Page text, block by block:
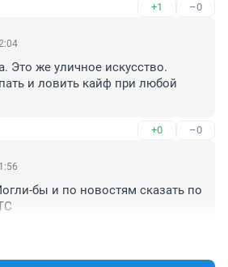
+1 –0
Это же уличное искусство.
и ловить кайф при любой
+0 –0
бы и по новостям сказать по